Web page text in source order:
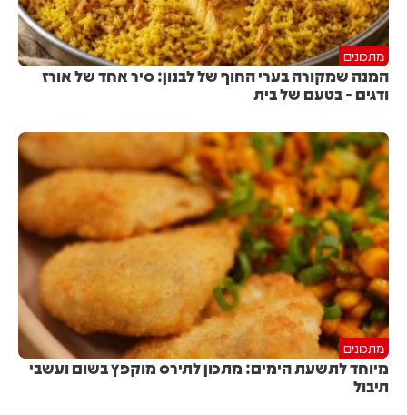
מתכונים
המנה שמקורה בערי החוף של לבנון: סיר אחד של אורז
ודגים - בטעם של בית
מתכונים
מיוחד לתשעת הימים: מתכון לתירס מוקפץ בשום ועשבי
תיבול